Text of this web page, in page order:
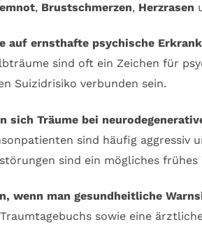
, Brustschmerzen, Herzrasen
auf ernsthafte psychische
sind oft ein Zeichen für
Suizidrisiko verbunden sein.
sich Träume bei
sind häufig
sind ein mögliches frühes
wenn man gesundheitliche
sowie eine